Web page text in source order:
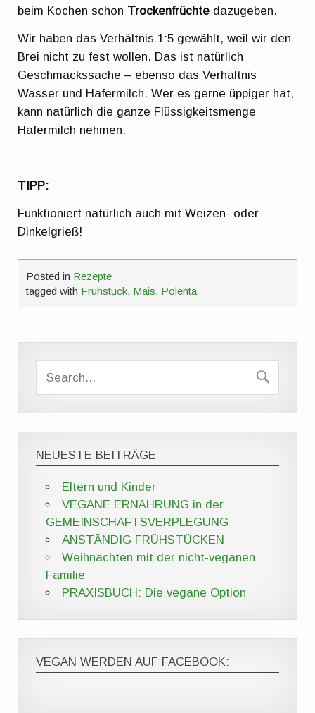
beim Kochen schon Trockenfrüchte dazugeben.
Wir haben das Verhältnis 1:5 gewählt, weil wir den
Brei nicht zu fest wollen. Das ist natürlich
Geschmackssache – ebenso das Verhältnis
Wasser und Hafermilch. Wer es gerne üppiger hat,
kann natürlich die ganze Flüssigkeitsmenge
Hafermilch nehmen.
TIPP:
Funktioniert natürlich auch mit Weizen- oder
Dinkelgrieß!
Posted in Rezepte
tagged with Frühstück, Mais, Polenta
NEUESTE BEITRÄGE
Eltern und Kinder
VEGANE ERNÄHRUNG in der
GEMEINSCHAFTSVERPLEGUNG
ANSTÄNDIG FRÜHSTÜCKEN
Weihnachten mit der nicht-veganen
Familie
PRAXISBUCH: Die vegane Option
VEGAN WERDEN AUF FACEBOOK: